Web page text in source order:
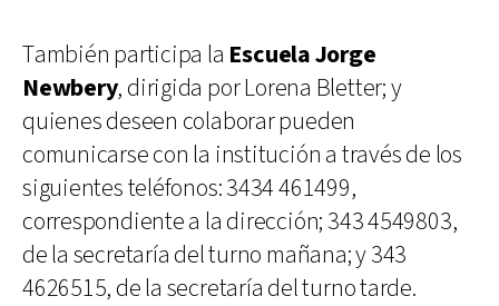
También participa la Escuela Jorge
Newbery, dirigida por Lorena Bletter; y
quienes deseen colaborar pueden
comunicarse con la institución a través de los
siguientes teléfonos: 3434 461499,
correspondiente a la dirección; 343 4549803,
de la secretaría del turno mañana; y 343
4626515, de la secretaría del turno tarde.